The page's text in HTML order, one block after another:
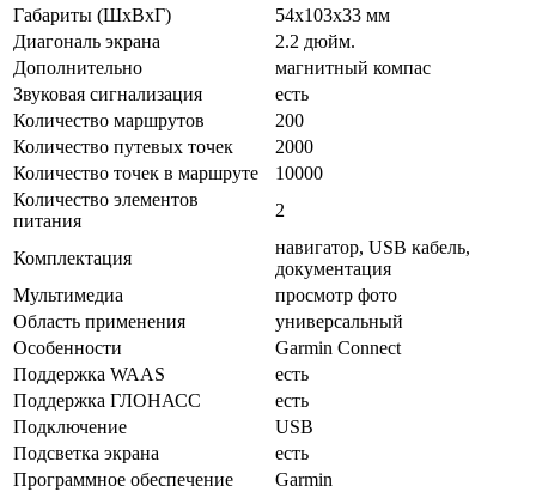
Габариты (ШхВхГ)
54x103x33 мм
Диагональ экрана
2.2 дюйм.
Дополнительно
магнитный компас
Звуковая сигнализация
есть
Количество маршрутов
200
Количество путевых точек
2000
Количество точек в маршруте
10000
Количество элементов
питания
2
Комплектация
навигатор, USB кабель,
документация
Мультимедиа
просмотр фото
Область применения
универсальный
Особенности
Garmin Connect
Поддержка WAAS
есть
Поддержка ГЛОНАСС
есть
Подключение
USB
Подсветка экрана
есть
Программное обеспечение
Garmin